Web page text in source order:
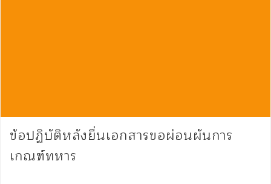
ข้อปฏิบัติหลังยื่นเอกสารขอผ่อนผันการ
เกณฑ์ทหาร